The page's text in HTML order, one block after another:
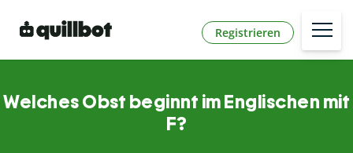
Registrieren
Welches Obst beginnt im Englischen mit
F?